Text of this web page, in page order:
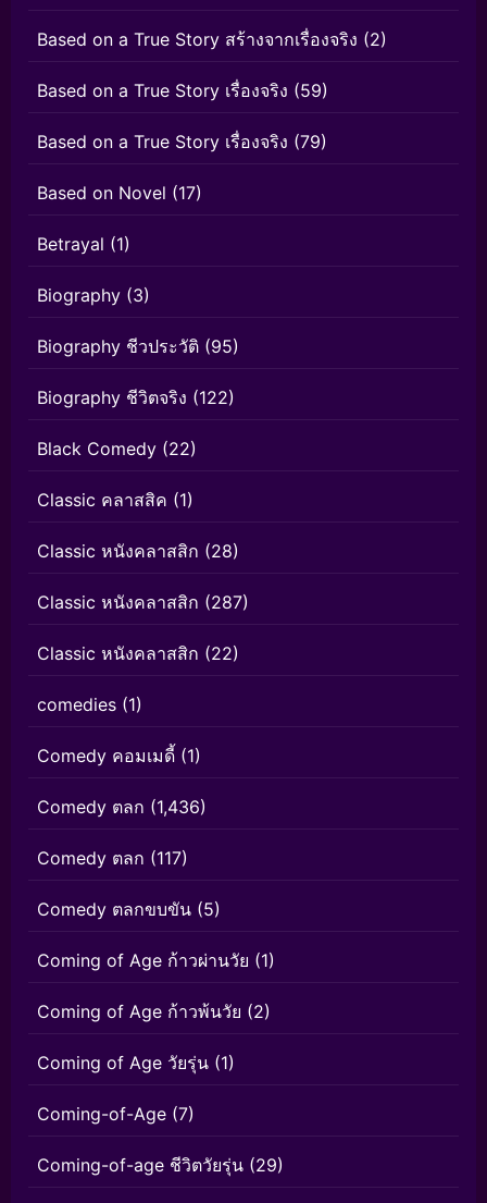
Based on a True Story สร้างจากเรื่องจริง (2)
Based on a True Story เรื่องจริง (59)
Based on a True Story เรื่องจริง (79)
Based on Novel (17)
Betrayal (1)
Biography (3)
Biography ชีวประวัติ (95)
Biography ชีวิตจริง (122)
Black Comedy (22)
Classic คลาสสิค (1)
Classic หนังคลาสสิก (28)
Classic หนังคลาสสิก (287)
Classic หนังคลาสสิก (22)
comedies (1)
Comedy คอมเมดี้ (1)
Comedy ตลก (1,436)
Comedy ตลก (117)
Comedy ตลกขบขัน (5)
Coming of Age ก้าวผ่านวัย (1)
Coming of Age ก้าวพ้นวัย (2)
Coming of Age วัยรุ่น (1)
Coming-of-Age (7)
Coming-of-age ชีวิตวัยรุ่น (29)